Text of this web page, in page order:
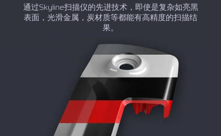
通过Skyline扫描仪的先进技术，即使是复杂如亮黑
表面，光滑金属，炭材质等都能有高精度的扫描结
果。